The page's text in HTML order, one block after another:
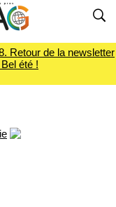
Retour de la newsletter
été !